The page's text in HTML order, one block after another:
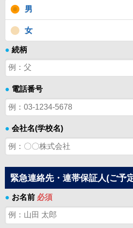
男
女
● 続柄
● 電話番号
● 会社名(学校名)
緊急連絡先・連帯保証人(ご予
● お名前 必須